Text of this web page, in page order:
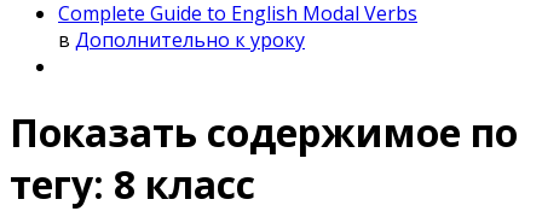
Complete Guide to English Modal Verbs
в Дополнительно к уроку
Показать содержимое по
тегу: 8 класс